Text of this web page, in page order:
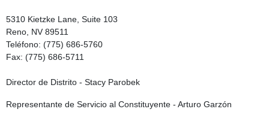
5310 Kietzke Lane, Suite 103
Reno, NV 89511
Teléfono: (775) 686-5760
Fax: (775) 686-5711
Director de Distrito - Stacy Parobek
Representante de Servicio al Constituyente - Arturo Garzón